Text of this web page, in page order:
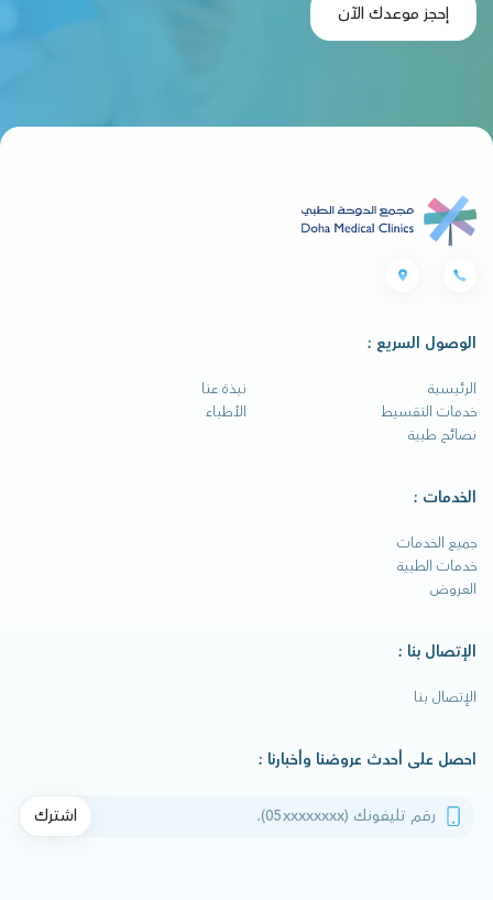
إحجز موعدك الآن
الوصول السريع :
الرئيسية
نبذة عنا
خدمات التقسيط
الأطباء
نصائح طبية
الخدمات :
جميع الخدمات
خدمات الطبية
العروض
الإتصال بنا :
الإتصال بنا
احصل على أحدث عروضنا وأخبارنا :
رقم تليفونك
اشترك